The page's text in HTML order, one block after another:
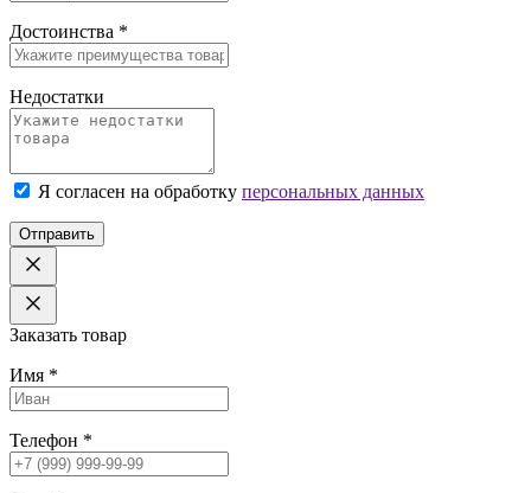
Достоинства *
Недостатки
Я согласен на обработку персональных данных
Отправить
Заказать товар
Имя *
Телефон *